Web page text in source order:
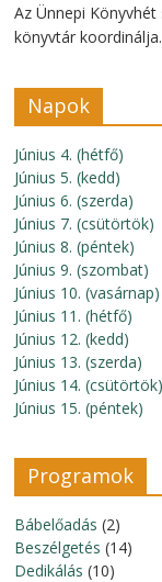
Az Ünnepi
könyvtár koordinálja.
Napok
Június 4. (hétfő)
Június 5. (kedd)
Június 6. (szerda)
Június 7. (csütörtök)
Június 8. (péntek)
Június 9. (szombat)
Június 10. (vasárnap)
Június 11. (hétfő)
Június 12. (kedd)
Június 13. (szerda)
Június 14. (csütörtök)
Június 15. (péntek)
Programok
Bábelőadás (2)
Beszélgetés (14)
Dedikálás (10)